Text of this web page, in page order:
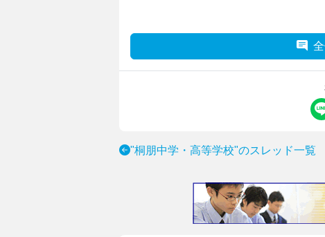
"桐朋中学・高等学校"のスレッド一覧